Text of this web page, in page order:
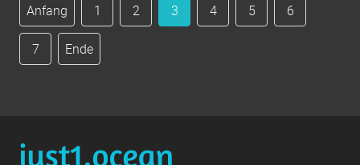
Anfang 1 2 3 4 5 6
7 Ende